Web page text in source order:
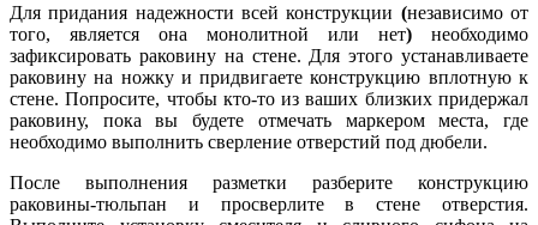
Для придания надежности всей конструкции (независимо от
того, является она монолитной или нет) необходимо
зафиксировать раковину на стене. Для этого устанавливаете
раковину на ножку и придвигаете конструкцию вплотную к
стене. Попросите, чтобы кто-то из ваших близких придержал
раковину, пока вы будете отмечать маркером места, где
необходимо выполнить сверление отверстий под дюбели.
После выполнения разметки разберите конструкцию
раковины-тюльпан и просверлите в стене отверстия.